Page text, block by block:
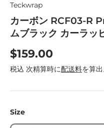
Teckwrap
カーボン RCF03-R
ムブラック カーラッ
$159.00
税込 次精算時に配送料を算出
Size